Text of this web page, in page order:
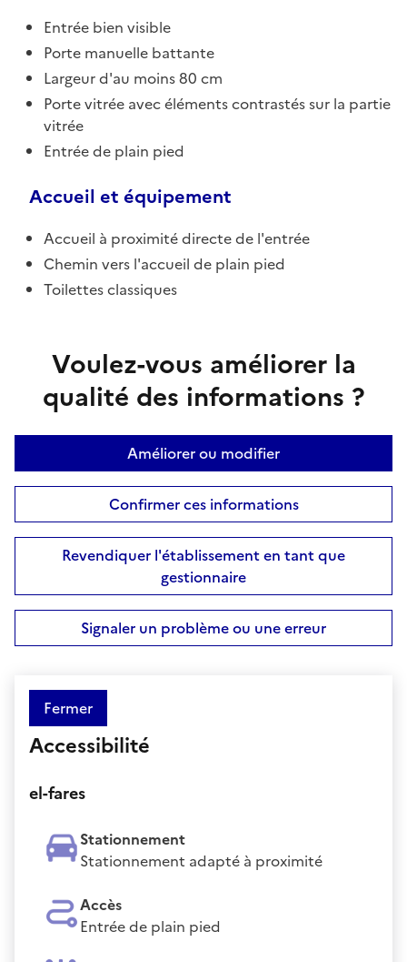
Entrée bien visible
Porte manuelle battante
Largeur d'au moins 80 cm
Porte vitrée avec éléments contrastés sur la partie
vitrée
Entrée de plain pied
Accueil et équipement
Accueil à proximité directe de l'entrée
Chemin vers l'accueil de plain pied
Toilettes classiques
Voulez-vous améliorer la
qualité des informations ?
Améliorer ou modifier
Confirmer ces informations
Revendiquer l'établissement en tant que
gestionnaire
Signaler un problème ou une erreur
Fermer
Accessibilité
el-fares
Stationnement
Stationnement adapté à proximité
Accès
Entrée de plain pied